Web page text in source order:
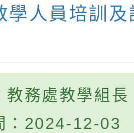
學人員培訓
教務處教學組長
：2024-12-03